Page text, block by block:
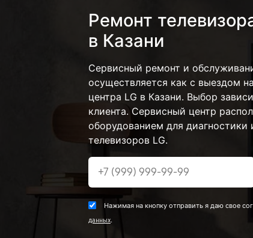
Ремонт
в Казани
Сервисный ремонт и
осуществляется как с выездом
центра LG в Казани. Выбор
клиента. Сервисный центр
оборудованием для диагностики
телевизоров LG.
Нажимая на кнопку отправить я даю свое
данных.